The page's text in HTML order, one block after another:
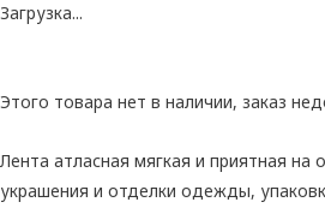
Загрузка...
Этого товара нет в наличии, заказ
Лента атласная мягкая и приятная на
украшения и отделки одежды,